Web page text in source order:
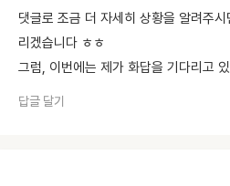
댓글로 조금 더 자세히 상황을 알려주
리겠습니다 ㅎㅎ
그럼, 이번에는 제가 화답을 기다리고
답글 달기